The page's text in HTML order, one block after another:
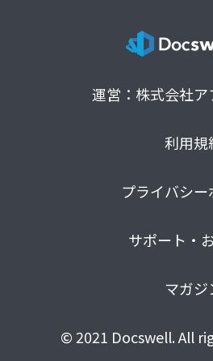
運営：株式会社ア
利用規
プライバシ
サポート・
マガジ
© 2021 Docswell. All